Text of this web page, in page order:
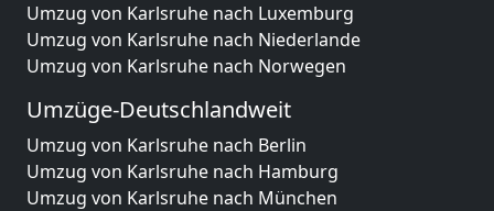
Umzug von Karlsruhe nach Luxemburg
Umzug von Karlsruhe nach Niederlande
Umzug von Karlsruhe nach Norwegen
Umzüge-Deutschlandweit
Umzug von Karlsruhe nach Berlin
Umzug von Karlsruhe nach Hamburg
Umzug von Karlsruhe nach München